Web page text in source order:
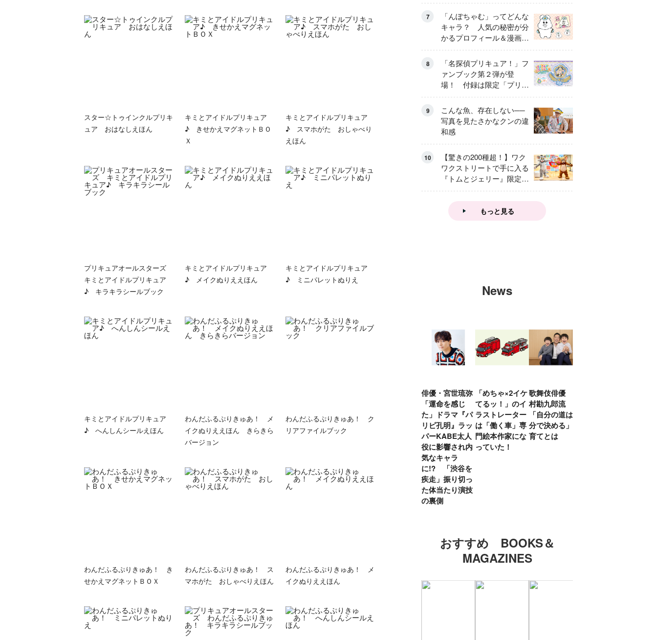
スター☆トゥインクルプリキ
ュア おはなしえほん
キミとアイドルプリキュア
♪ きせかえマグネットＢＯ
Ｘ
キミとアイドルプリキュア
♪ スマホがた おしゃべり
えほん
プリキュアオールスターズ
キミとアイドルプリキュア
♪ キラキラシールブック
キミとアイドルプリキュア
♪ メイクぬりええほん
キミとアイドルプリキュア
♪ ミニパレットぬりえ
キミとアイドルプリキュア
♪ へんしんシールえほん
わんだふるぷりきゅあ！ メ
イクぬりええほん きらきら
バージョン
わんだふるぷりきゅあ！ ク
リアファイルブック
わんだふるぷりきゅあ！ き
せかえマグネットＢＯＸ
わんだふるぷりきゅあ！ ス
マホがた おしゃべりえほん
わんだふるぷりきゅあ！ メ
イクぬりええほん
7
「んぽちゃむ」ってどんな
キャラ？ 人気の秘密が分
かるプロフィール＆漫画ま
とめ
8
「名探偵プリキュア！」フ
ァンブック第２弾が登
場！ 付録は限定「プリキ
ュアマコトジュエル キュ
アアルカナ・シャドウ ア
イスver.」 キュアエクレ
ールを大特集！
9
こんな魚、存在しない──
写真を見たさかなクンの違
和感
10
【驚きの200種超！】ワク
ワクストリートで手に入る
『トムとジェリー』限定グ
ッズ特集
もっと見る
News
俳優・宮世琉弥
「運命を感じ
た」ドラマ『パ
リピ孔明』ラッ
パーKABE太人
役に影響され内
気なキャラ
に!? 「渋谷を
疾走」振り切っ
た体当たり演技
の裏側
「めちゃ×2イケ
てるッ！」のイ
ラストレーター
は「働く車」専
門絵本作家にな
っていた！
歌舞伎俳優 中
村勘九郎流
「自分の道は自
分で決める」子
育てとは
おすすめ BOOKS＆
MAGAZINES